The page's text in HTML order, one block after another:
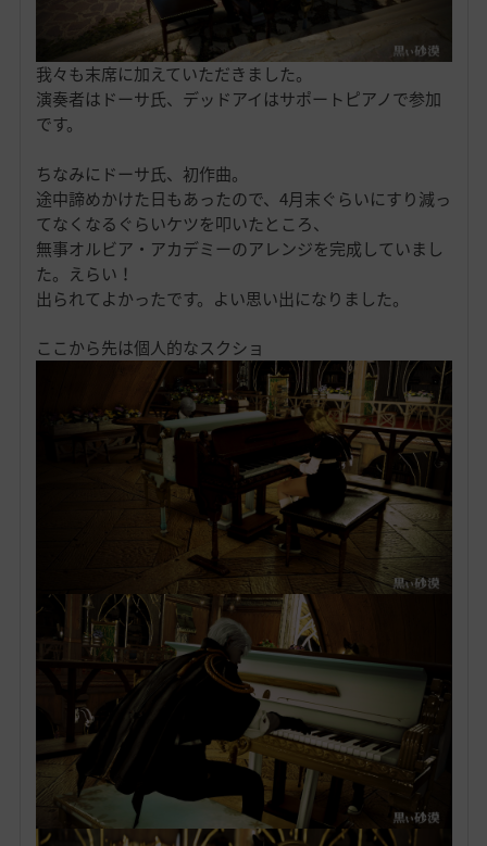
我々も末席に加えていただきました。
演奏者はドーサ氏、デッドアイはサポートピアノで参加
です。
ちなみにドーサ氏、初作曲。
途中諦めかけた日もあったので、4月末ぐらいにすり減っ
てなくなるぐらいケツを叩いたところ、
無事オルビア・アカデミーのアレンジを完成していまし
た。えらい！
出られてよかったです。よい思い出になりました。
ここから先は個人的なスクショ